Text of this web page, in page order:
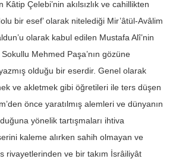
Çelebi’nin akılsızlık ve cahillikten
bir esef’ olarak nitelediği Mir’âtül-Avâlim
olarak kabul edilen Mustafa Alî’nin
Mehmed Paşa’nın gözüne
olduğu bir eserdir. Genel olarak
ve akletmek gibi öğretileri ile ters düşen
önce yaratılmış alemleri ve dünyanın
yönelik tartışmaları ihtiva
kaleme alırken sahih olmayan ve
rivayetlerinden ve bir takım İsrâiliyât